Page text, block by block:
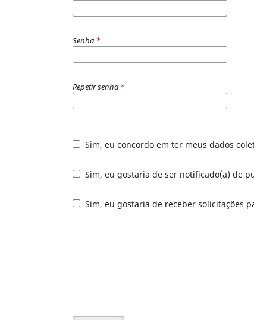
Senha *
Repetir senha *
Sim, eu concordo em ter meus dados
Sim, eu gostaria de ser notificado(a) de
Sim, eu gostaria de receber solicitações